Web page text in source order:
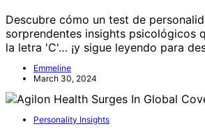
Descubre cómo un test de
sorprendentes insights psicológicos
la letra 'C'… ¡y sigue leyendo para
Emmeline
March 30, 2024
Personality Insights